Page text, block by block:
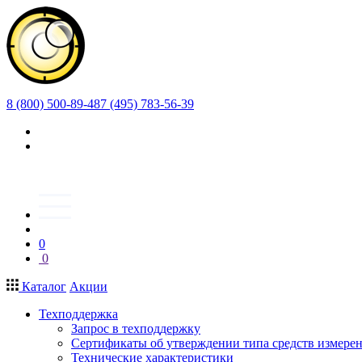
8 (800) 500-89-487 (495) 783-56-39
0
0
Каталог Акции
Техподдержка
Запрос в техподдержку
Сертификаты об утверждении типа средств
Технические характеристики